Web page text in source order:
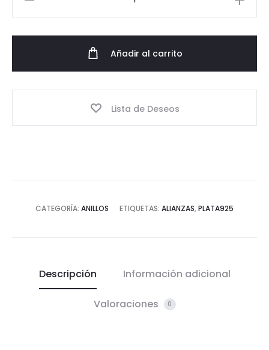
Añadir al carrito
Lista de Deseos
CATEGORÍA: ANILLOS ETIQUETAS: ALIANZAS, PLATA925
Descripción Información adicional
Valoraciones 0